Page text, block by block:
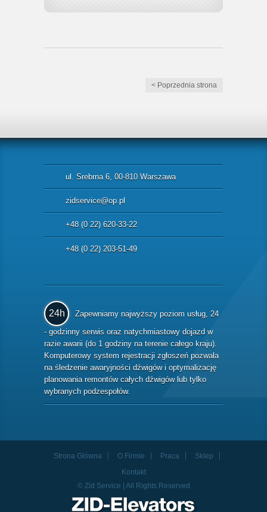
< Poprzednia strona
ul. Srebrna 6, 00-810 Warszawa
zidservice@op.pl
+48 (0 22) 620-33-22
+48 (0 22) 203-51-49
24h
Zapewniamy najwyższy poziom usług, 24
- godzinny serwis oraz natychmiastowy dojazd w
razie awarii (do 1 godziny na terenie całego kraju).
Komputerowy system rejestracji zgłoszeń pozwala
na śledzenie awaryjności dźwigów i optymalizację
planowania remontów całych dźwigów lub tylko
wybranych podzespołów.
Strona Główna O Firmie Praca
Sklep
Kontakt
© Zid Service | All Rights Reserved